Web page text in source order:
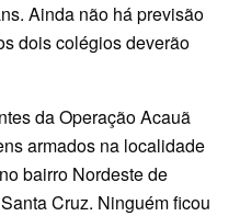
Ainda não há previsão
dois colégios deverão
da Operação Acauã
armados na localidade
bairro Nordeste de
Cruz. Ninguém ficou